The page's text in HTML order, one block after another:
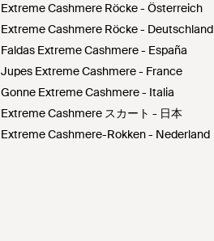
Extreme Cashmere Röcke - Österreich
Extreme Cashmere Röcke - Deutschland
Faldas Extreme Cashmere - España
Jupes Extreme Cashmere - France
Gonne Extreme Cashmere - Italia
Extreme Cashmere スカート - 日本
Extreme Cashmere-Rokken - Nederland